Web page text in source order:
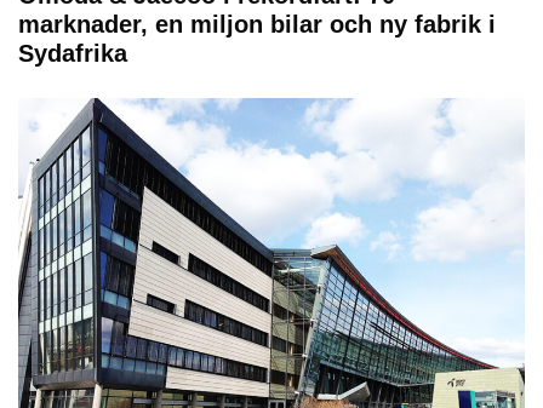
marknader, en miljon bilar och ny fabrik i
Sydafrika